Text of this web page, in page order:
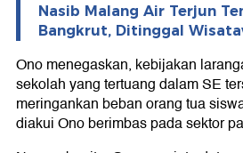
Nasib Malang Air Terjun
Bangkrut, Ditinggal
Ono menegaskan, kebijakan
sekolah yang tertuang dalam SE
meringankan beban orang tua
diakui Ono berimbas pada sektor